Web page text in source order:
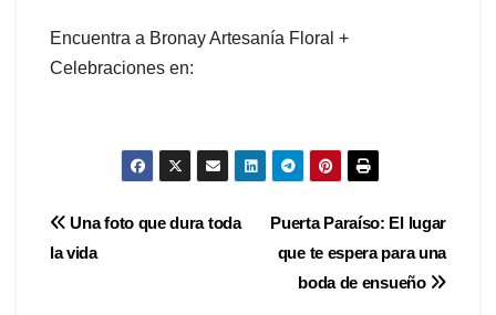
Encuentra a Bronay Artesanía Floral +
Celebraciones en:
Navegación
Puerta Paraíso: El lugar
que te espera para una
boda de ensueño
Una foto que dura toda
la vida